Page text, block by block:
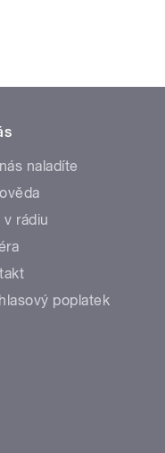
naladíte
v rádiu
poplatek